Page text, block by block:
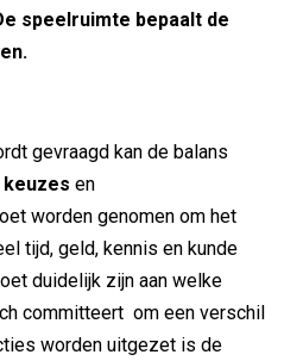
speelruimte bepaalt de
gevraagd kan de balans
keuzes en
worden genomen om het
tijd, geld, kennis en kunde
duidelijk zijn aan welke
committeert om een verschil
worden uitgezet is de